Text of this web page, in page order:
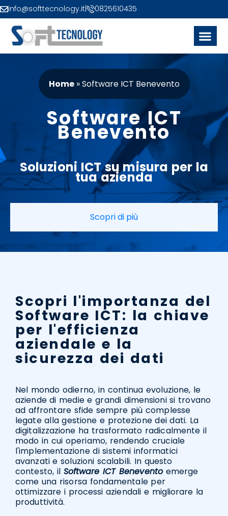
info@softtecnology.it 0825610435
Home»Software ICT Benevento
Software ICT
Benevento
Soluzioni ICTsu misura per la
tua azienda
Scopri di più
Scopri l'importanza del
Software ICT: la chiave
per l'efficienza
aziendale e la
sicurezza dei dati
Nel mondo odierno, in continua evoluzione, le
aziende di medie e grandi dimensioni si trovano
ad affrontare sfide sempre più complesse
legate alla gestione e protezione dei dati. La
digitalizzazione ha trasformato radicalmente il
modo in cui operiamo, rendendo cruciale
l'implementazione di sistemi informatici
avanzati e soluzioni scalabili. In questo
contesto, il Software ICT Beneventoemerge
come una risorsa fondamentale per
ottimizzare i processi aziendali e migliorare la
produttività.